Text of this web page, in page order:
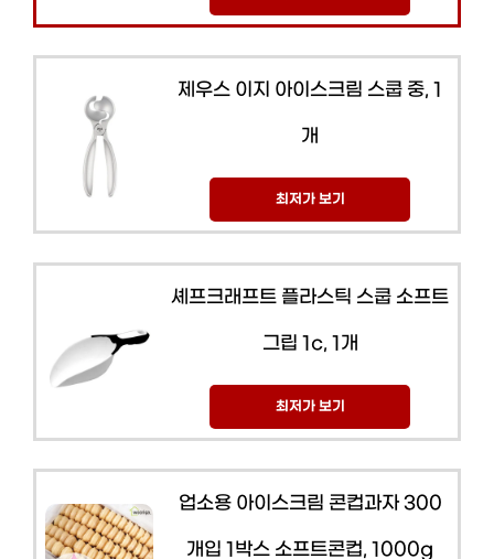
제우스 이지 아이스크림 스쿱 중, 1
개
최저가 보기
셰프크래프트 플라스틱 스쿱 소프트
그립 1c, 1개
최저가 보기
업소용 아이스크림 콘컵과자 300
개입 1박스 소프트콘컵, 1000g